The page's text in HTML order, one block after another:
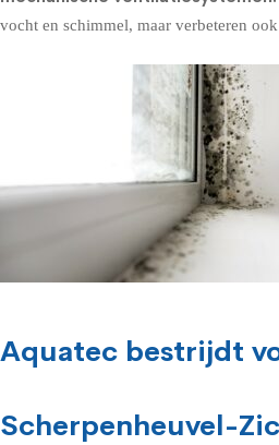
vocht en schimmel, maar verbeteren
Aquatec bestrijdt
Scherpenheuvel-